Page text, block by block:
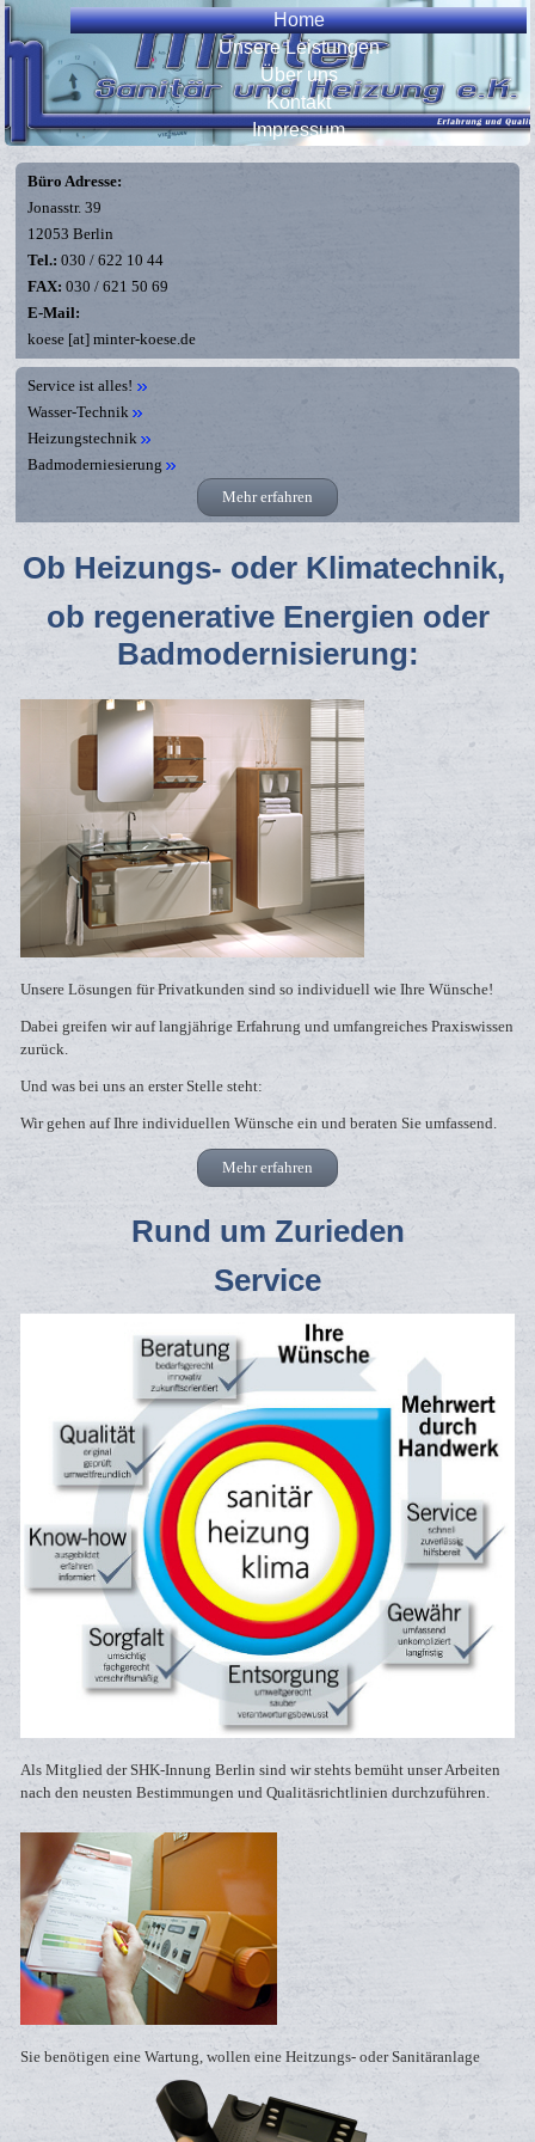
Home
Unsere Leistungen
Über uns
Kontakt
Impressum
Büro Adresse:
Jonasstr. 39
12053 Berlin
Tel.: 030 / 622 10 44
FAX: 030 / 621 50 69
E-Mail:
koese [at] minter-koese.de
Service ist alles!
Wasser-Technik
Heizungstechnik
Badmoderniesierung
Mehr erfahren
Ob Heizungs- oder Klimatechnik,
ob regenerative Energien oder
Badmodernisierung:
Unsere Lösungen für Privatkunden sind so individuell wie Ihre Wünsche!
Dabei greifen wir auf langjährige Erfahrung und umfangreiches Praxiswissen
zurück.
Und was bei uns an erster Stelle steht:
Wir gehen auf Ihre individuellen Wünsche ein und beraten Sie umfassend.
Mehr erfahren
Rund um Zurieden
Service
Als Mitglied der SHK-Innung Berlin sind wir stehts bemüht unser Arbeiten
nach den neusten Bestimmungen und Qualitäsrichtlinien durchzuführen.
Sie benötigen eine Wartung, wollen eine Heitzungs- oder Sanitäranlage